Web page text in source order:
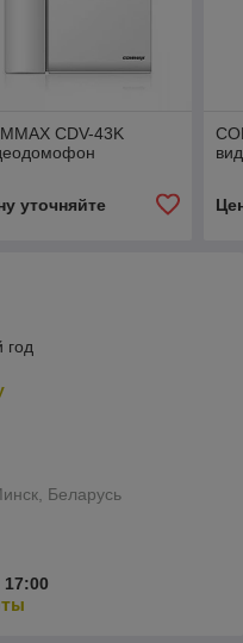
CDV-43K
уточняйте
год
Беларусь